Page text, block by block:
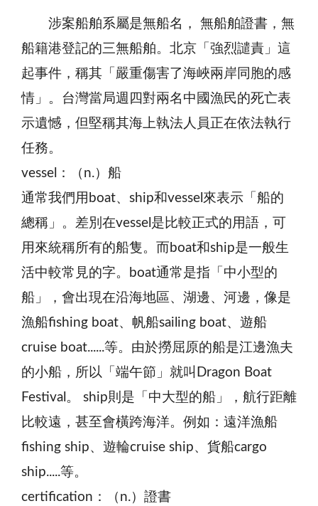
涉案船舶系屬是無船名， 無船舶證書，無
船籍港登記的三無船舶。北京「強烈譴責」這
起事件，稱其「嚴重傷害了海峽兩岸同胞的感
情」。台灣當局週四對兩名中國漁民的死亡表
示遺憾，但堅稱其海上執法人員正在依法執行
任務。
vessel：（n.）船
通常我們用boat、ship和vessel來表示「船的
總稱」。差別在vessel是比較正式的用語，可
用來統稱所有的船隻。而boat和ship是一般生
活中較常見的字。boat通常是指「中小型的
船」，會出現在沿海地區、湖邊、河邊，像是
漁船fishing boat、帆船sailing boat、遊船
cruise boat......等。由於撈屈原的船是江邊漁夫
的小船，所以「端午節」就叫Dragon Boat
Festival。 ship則是「中大型的船」，航行距離
比較遠，甚至會橫跨海洋。例如：遠洋漁船
fishing ship、遊輪cruise ship、貨船cargo
ship.....等。
certification：（n.）證書